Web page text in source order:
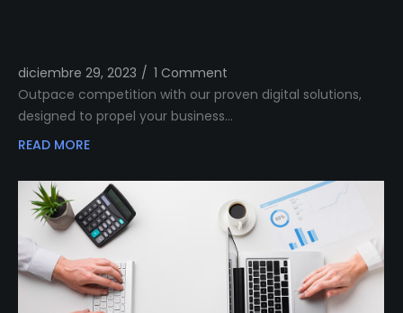
diciembre 29, 2023 / 1 Comment
Outpace competition with our proven digital solutions,
designed to propel your business…
READ MORE